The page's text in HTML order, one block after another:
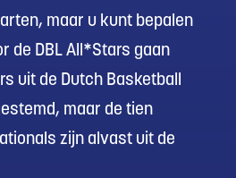
maar u kunt bepalen
de DBL All*Stars gaan
uit de Dutch Basketball
maar de tien
zijn alvast uit de